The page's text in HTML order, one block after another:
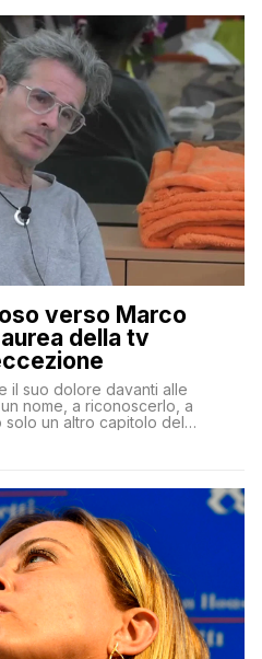
verso Marco
della tv
il suo dolore davanti alle
nome, a riconoscerlo, a
solo un altro capitolo del